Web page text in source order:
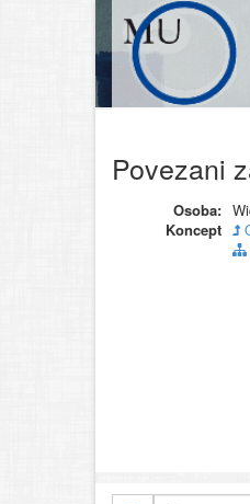
Povezani
Osoba:
Koncept